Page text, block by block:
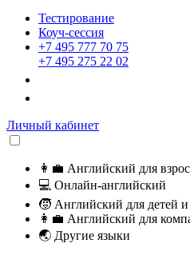
Тестирование
Коуч-сессия
+7 495 777 70 75
+7 495 275 22 02
Личный кабинет
👩‍💼 Английский для
💻 Онлайн-английский
🧒 Английский для детей и
👩‍💼 Английский для
🌏 Другие языки